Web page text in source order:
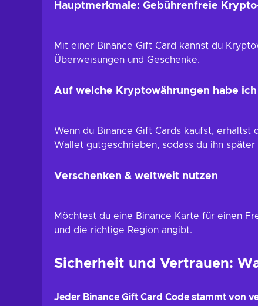
Hauptmerkmale: Gebührenfreie
Mit einer Binance Gift Card kannst du
Überweisungen und Geschenke.
Auf welche Kryptowährungen habe
Wenn du Binance Gift Cards kaufst,
Wallet gutgeschrieben, sodass du ihn
Verschenken & weltweit nutzen
Möchtest du eine Binance Karte für einen
und die richtige Region angibt.
Sicherheit und Vertrauen:
Jeder Binance Gift Card Code stammt von